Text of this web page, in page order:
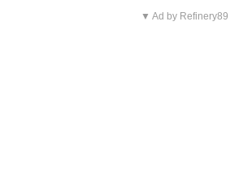
▼ Ad by Refinery89